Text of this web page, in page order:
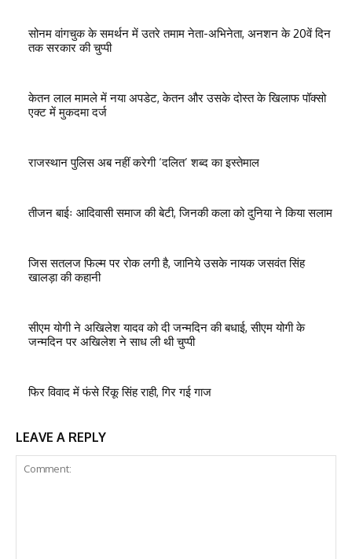
सोनम वांगचुक के समर्थन में उतरे तमाम नेता-अभिनेता, अनशन के 20वें दिन
तक सरकार की चुप्पी
केतन लाल मामले में नया अपडेट, केतन और उसके दोस्त के खिलाफ पॉक्सो
एक्ट में मुकदमा दर्ज
राजस्थान पुलिस अब नहीं करेगी ‘दलित’ शब्द का इस्तेमाल
तीजन बाईः आदिवासी समाज की बेटी, जिनकी कला को दुनिया ने किया सलाम
जिस सतलज फिल्म पर रोक लगी है, जानिये उसके नायक जसवंत सिंह
खालड़ा की कहानी
सीएम योगी ने अखिलेश यादव को दी जन्मदिन की बधाई, सीएम योगी के
जन्मदिन पर अखिलेश ने साध ली थी चुप्पी
फिर विवाद में फंसे रिंकू सिंह राही, गिर गई गाज
LEAVE A REPLY